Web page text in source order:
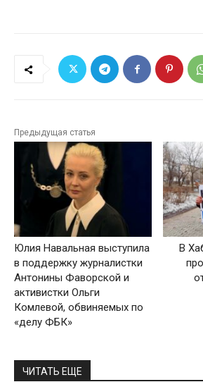
Предыдущая статья
Юлия Навальная выступила
в поддержку журналистки
Антонины Фаворской и
активистки Ольги
Комлевой, обвиняемых по
«делу ФБК»
В
ЧИТАТЬ ЕЩЕ